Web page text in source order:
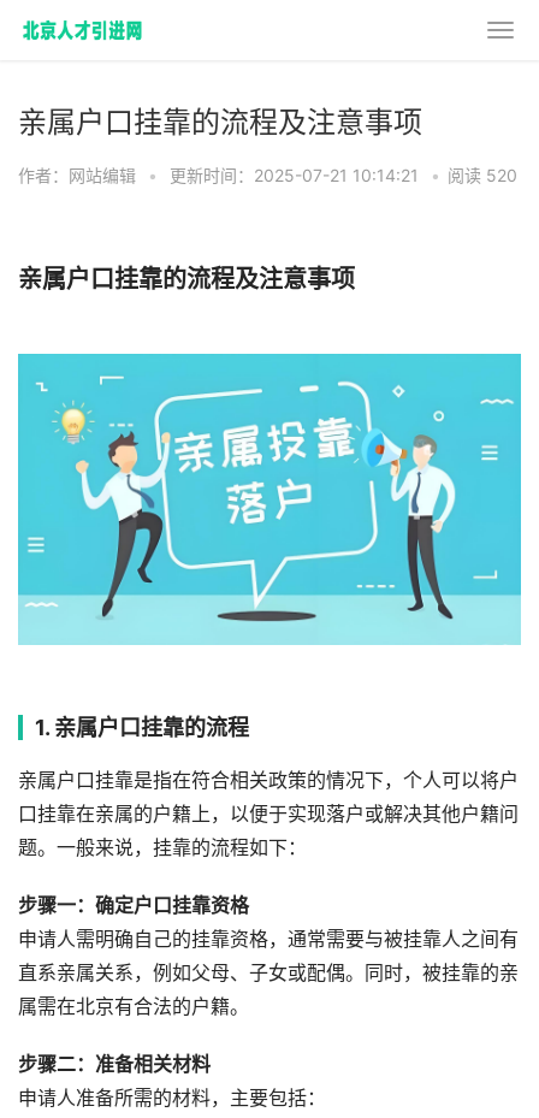
亲属户口挂靠的流程及注意事项
作者：网站编辑 • 更新时间：2025-07-21 10:14:21 • 阅读 520
亲属户口挂靠的流程及注意事项
1. 亲属户口挂靠的流程
亲属户口挂靠是指在符合相关政策的情况下，个人可以将户
口挂靠在亲属的户籍上，以便于实现落户或解决其他户籍问
题。一般来说，挂靠的流程如下：
步骤一：确定户口挂靠资格
申请人需明确自己的挂靠资格，通常需要与被挂靠人之间有
直系亲属关系，例如父母、子女或配偶。同时，被挂靠的亲
属需在北京有合法的户籍。
步骤二：准备相关材料
申请人准备所需的材料，主要包括：